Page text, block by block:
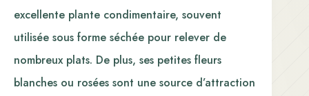
excellente plante condimentaire, souvent
utilisée sous forme séchée pour relever de
nombreux plats. De plus, ses petites fleurs
blanches ou rosées sont une source d’attraction